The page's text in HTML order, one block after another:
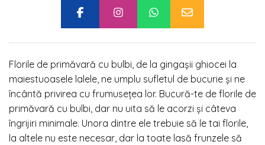
Florile de primăvară cu bulbi, de la gingașii ghiocei la
maiestuoasele lalele, ne umplu sufletul de bucurie și ne
încântă privirea cu frumusețea lor. Bucură-te de florile de
primăvară cu bulbi, dar nu uita să le acorzi și câteva
îngrijiri minimale. Unora dintre ele trebuie să le tai florile,
la altele nu este necesar, dar la toate lasă frunzele să